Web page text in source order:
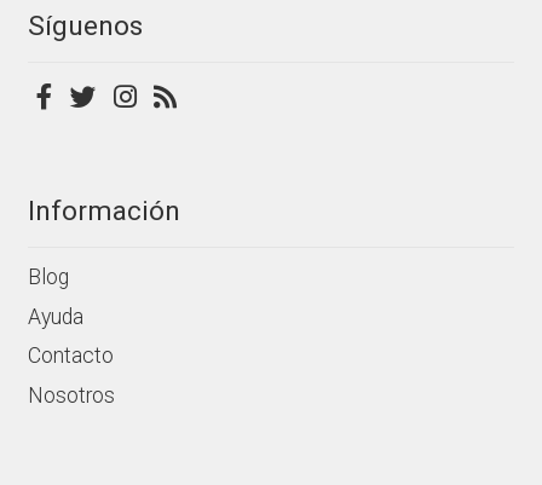
Síguenos
Información
Blog
Ayuda
Contacto
Nosotros